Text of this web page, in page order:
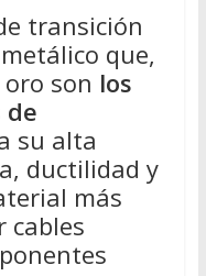
transición
que,
son los
de
su alta
ductilidad y
más
cables